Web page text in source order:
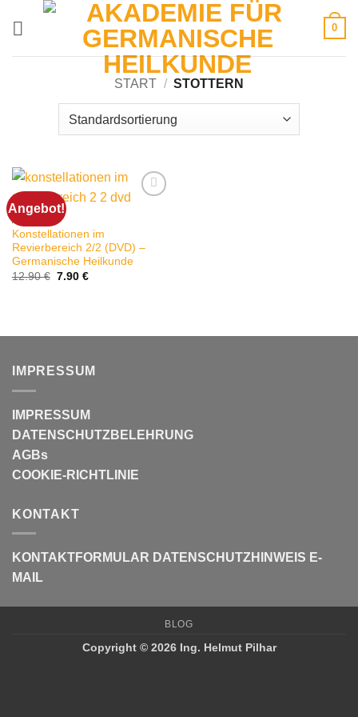
0
START / STOTTERN
Angebot!
ASTHMA
Konstellationen im
Revierbereich 2/2 (DVD) –
Germanische Heilkunde
12.90€ Ursprünglicher
7.90 €Aktueller
IMPRESSUM
IMPRESSUM
DATENSCHUTZBELEHRUNG
AGBs
COOKIE-RICHTLINIE
KONTAKT
KONTAKTFORMULAR DATENSCHUTZHINWEIS E-
MAIL
BLOG
Copyright © 2026 Ing. Helmut Pilhar